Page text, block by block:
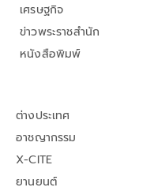
เศรษฐกิจ
ข่าวพระราชสำนัก
หนังสือพิมพ์
ต่างประเทศ
อาชญากรรม
X-CITE
ยานยนต์